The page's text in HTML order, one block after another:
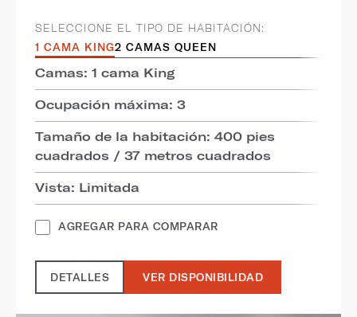
SELECCIONE EL TIPO DE HABITACIÓN:
1 CAMA KING2 CAMAS QUEEN
Camas: 1 cama King
Ocupación máxima: 3
Tamaño de la habitación: 400 pies
cuadrados / 37 metros cuadrados
Vista: Limitada
AGREGAR PARA COMPARAR
DETALLES VER DISPONIBILIDAD